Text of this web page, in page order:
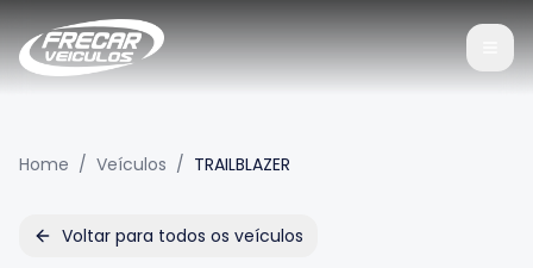
Home / Veículos / TRAILBLAZER
Voltar para todos os veículos